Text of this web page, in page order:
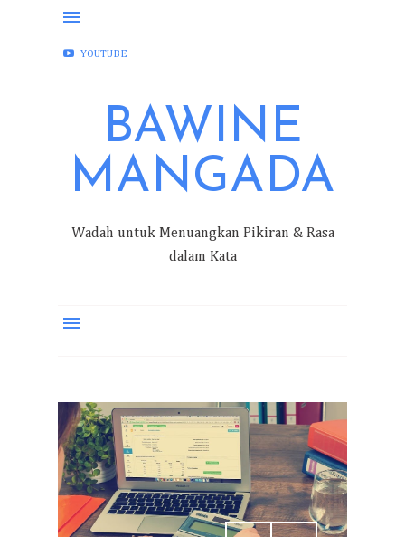
FACEBOOK
YOUTUBE
BAWINE
MANGADA
Wadah untuk Menuangkan Pikiran & Rasa
dalam Kata